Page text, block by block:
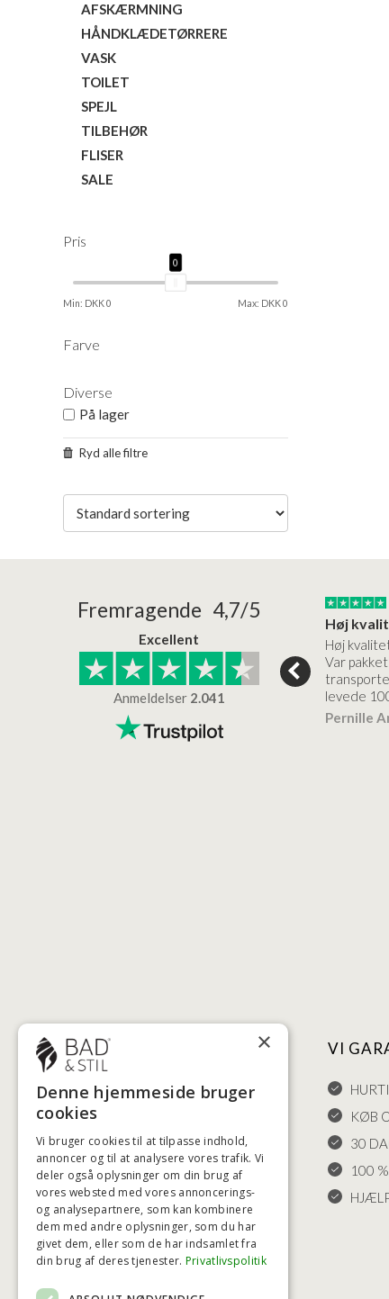
AFSKÆRMNING
HÅNDKLÆDETØRRERE
VASK
TOILET
SPEJL
TILBEHØR
FLISER
SALE
Pris
0
0
Min: DKK 0 Max: DKK 0
Farve
Diverse
På lager
Ryd alle filtre
Fremragende 4,7/5
Excellent
Anmeldelser 2.041
24/01/2026
Superflot bademøbel og rigtig lynhurtig…
22/01/2026
Kanon god service
Kanon god service. Varerne
bliver leveret hurtigt, og det
er virkelig kvalitet.
Lise
Høj
Var
levede
Pernille
NYTTIGE LINKS
HANDELSBETINGELSER
LEVERING OG RETURET
FORTRYDELSESRET
KLAGER
FRAGT
INDSTILLINGER FOR COOKIES
VI
KØB
30
100
×
Denne hjemmeside bruger
cookies
Vi bruger cookies til at tilpasse indhold,
annoncer og til at analysere vores trafik. Vi
deler også oplysninger om din brug af
vores websted med vores annoncerings-
og analysepartnere, som kan kombinere
dem med andre oplysninger, som du har
givet dem, eller som de har indsamlet fra
din brug af deres tjenester. Privatlivspolitik